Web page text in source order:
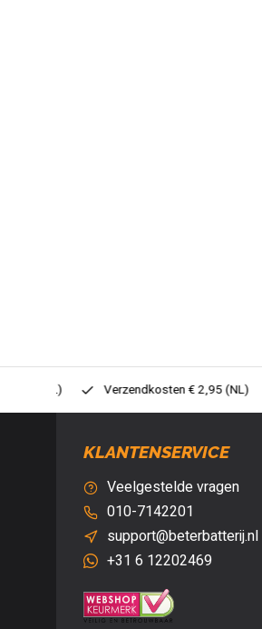
Verzendkosten € 2,95 (NL)
KLANTENSERVICE
Veelgestelde vragen
010-7142201
support@beterbatterij.nl
+31 6 12202469